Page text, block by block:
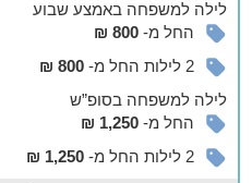
לילהלמשפחה באמצע שבוע
החל מ-800 ₪
2 לילות החל מ-
800 ₪
לילהלמשפחה בסופ”ש
החל מ-1,250 ₪
2 לילות החל מ-
1,250 ₪